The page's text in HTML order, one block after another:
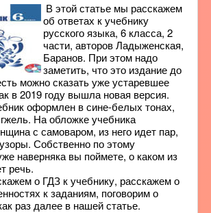
В этой статье мы расскажем
об ответах к учебнику
русского языка, 6 класса, 2
части, авторов Ладыженская,
Баранов. При этом надо
заметить, что это издание до
можно сказать уже устаревшее
в 2019 году вышла новая версия.
оформлен в сине-белых тонах,
На обложке учебника
с самоваром, из него идет пар,
Собственно по этому
наверняка вы поймете, о каком из
речь.
о ГДЗ к учебнику, расскажем о
к заданиям, поговорим о
раз далее в нашей статье.